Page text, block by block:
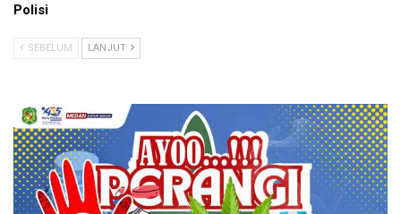
Polisi
SEBELUM LANJUT